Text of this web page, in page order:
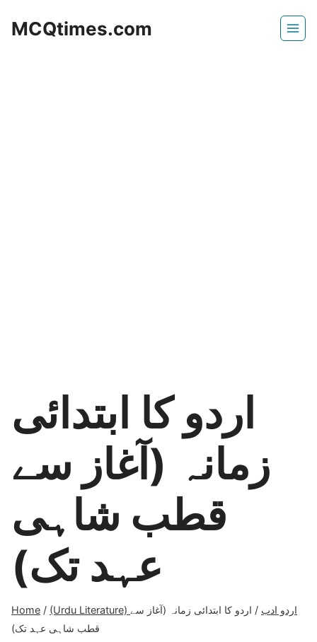
MCQtimes.com
اردو کا ابتدائی
زمانہ (آغاز سے
قطب شاہی
عہد تک)
Home / (Urdu Literature) اردو ادب / اردو کا ابتدائی زمانہ (آغاز سے
قطب شاہی عہد تک)